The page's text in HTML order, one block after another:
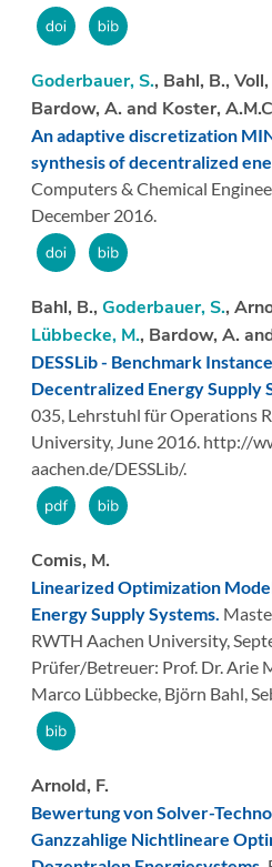
Goderbauer, S., Bahl, B., Voll,
Bardow, A. and Koster,
An adaptive discretization
synthesis of decentralized
Computers & Chemical
December 2016.
Bahl, B., Goderbauer, S.,
Lübbecke, M., Bardow, A.
DESSLib - Benchmark
Decentralized Energy Supply
035, Lehrstuhl für Operations
University, June 2016. http://
aachen.de/DESSLib/.
Comis, M.
Linearized Optimization
Energy Supply Systems.
RWTH Aachen University,
Prüfer/Betreuer: Prof. Dr. Arie
Marco Lübbecke, Björn Bahl,
Arnold, F.
Bewertung von Solver-
Ganzzahlige Nichtlineare